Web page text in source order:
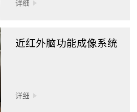
详细
近红外脑功能成像系统
详细